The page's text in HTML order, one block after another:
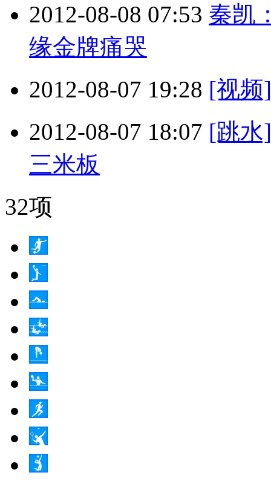
2012-08-08 07:53 秦凯
缘金牌痛哭
2012-08-07 19:28 [视频
2012-08-07 18:07 [跳水
三米板
32项